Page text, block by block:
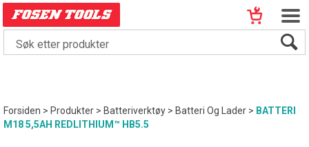
Forsiden>Produkter>Batteriverktøy>Batteri Og Lader> BATTERI
M18 5,5AH REDLITHIUM™ HB5.5